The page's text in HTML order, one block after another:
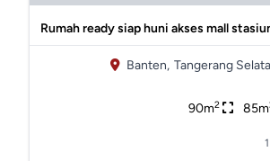
Rumah ready siap huni akses mall
Banten, Tangerang
90m2 85m